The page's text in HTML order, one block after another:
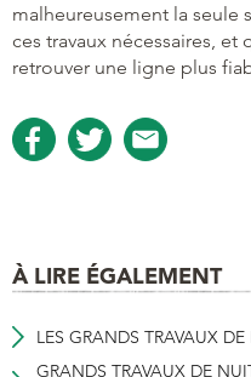
malheureusement la
ces travaux nécessaires,
retrouver une ligne plus
À LIRE ÉGALEMENT
LES GRANDS TRAVAUX DE
GRANDS TRAVAUX DE